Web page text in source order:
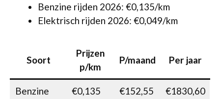
Benzine rijden 2026: €0,135/km
Elektrisch rijden 2026: €0,049/km
Soort
Prijzen
p/km
P/maand Per jaar
Benzine €0,135 €152,55 €1830,60